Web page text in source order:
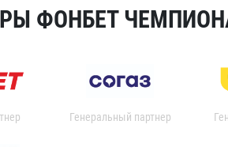
ФОНБЕТ
Генеральный партнер